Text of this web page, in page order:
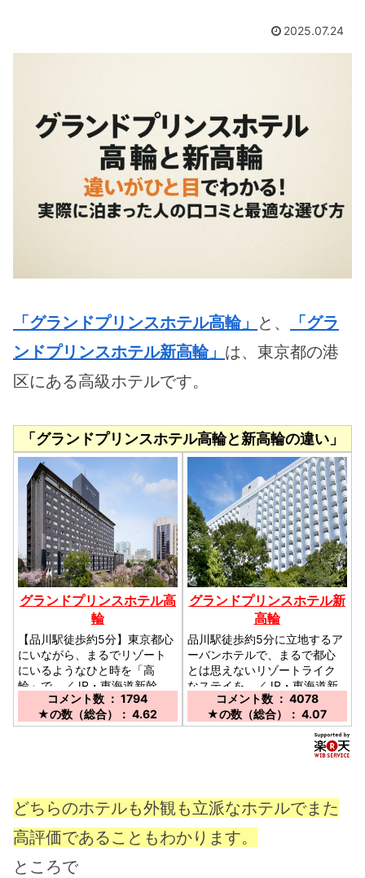
2025.07.24
「グランドプリンスホテル高輪」 と、
「グラ
ンドプリンスホテル新高輪」 は、東京都の港
区にある高級ホテルです。
「グランドプリンスホテル高輪と新高輪の違い」
グランドプリンスホテル高
輪
【品川駅徒歩約5分】東京都心
にいながら、まるでリゾート
にいるようなひと時を「高
輪」で。／JR・東海道新幹
線・京急線品川駅から徒歩約
５分／都営浅草線高輪台駅か
コメント数 ： 1794
★の数（総合）： 4.62
グランドプリンスホテル新
高輪
品川駅徒歩約5分に立地するア
ーバンホテルで、まるで都心
とは思えないリゾートライク
なステイを。／JR・東海道新
幹線・京急線品川駅から徒歩
約５分／都営浅草線高輪台駅
コメント数 ： 4078
★の数（総合）： 4.07
どちらのホテルも外観も立派なホテルでまた
高評価であることもわかります。
ところで